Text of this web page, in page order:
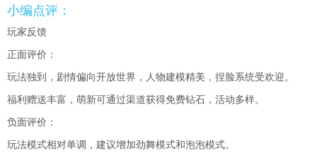
小编点评：
玩家反馈
正面评价：
玩法独到，剧情偏向开放世界，人物建模精美，捏脸系统受欢迎。
福利赠送丰富，萌新可通过渠道获得免费钻石，活动多样。
负面评价：
玩法模式相对单调，建议增加劲舞模式和泡泡模式。